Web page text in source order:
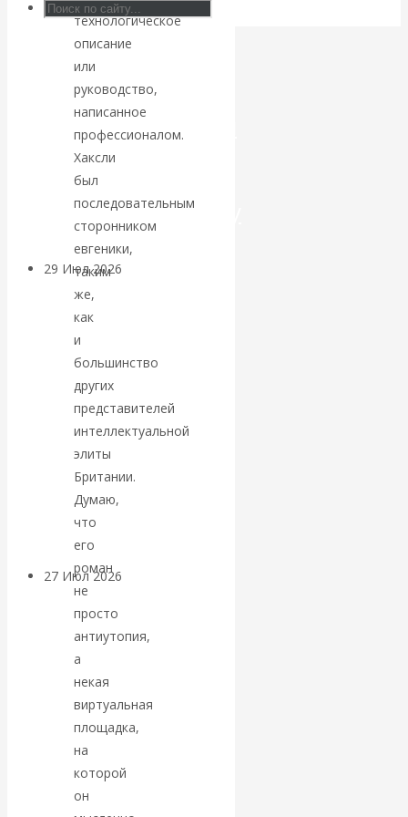
Искусственный
интеллект —
революционный
переход к
посткапитализму
29 Июл 2026
финансовая олигархия
Валентин
Катасонов.
«Мировые
ростовщики»:
вчера и сегодня
27 Июл 2026
валютная система
Валентин
КАтасонов.
«МЕТОД
ОТМЫВАНИЯ
технологическое
описание
или
руководство,
написанное
профессионалом.
Хаксли
был
последовательным
сторонником
евгеники,
таким
же,
как
и
большинство
других
представителей
интеллектуальной
элиты
Британии.
Думаю,
что
его
роман
не
просто
антиутопия,
а
некая
виртуальная
площадка,
на
которой
он